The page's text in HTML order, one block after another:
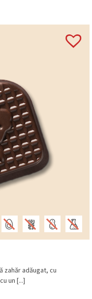
zahăr adăugat, cu
un [...]